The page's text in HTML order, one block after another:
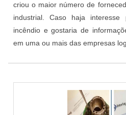
criou o maior número de
industrial. Caso haja
incêndio e gostaria de
em uma ou mais das empresas